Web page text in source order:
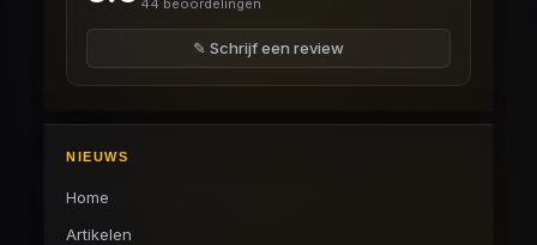
44 beoordelingen
✎ Schrijf een review
NIEUWS
Home
Artikelen